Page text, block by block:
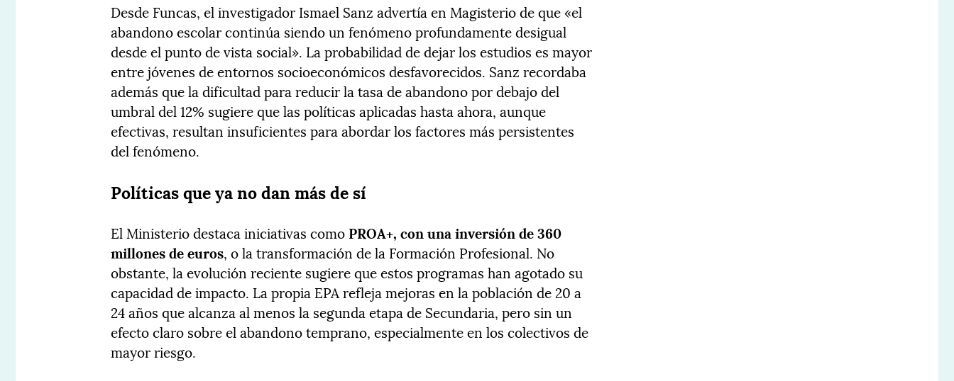
Desde Funcas, el investigador Ismael Sanz advertía en Magisterio de que «el
abandono escolar continúa siendo un fenómeno profundamente desigual
desde el punto de vista social». La probabilidad de dejar los estudios es mayor
entre jóvenes de entornos socioeconómicos desfavorecidos. Sanz recordaba
además que la dificultad para reducir la tasa de abandono por debajo del
umbral del 12% sugiere que las políticas aplicadas hasta ahora, aunque
efectivas, resultan insuficientes para abordar los factores más persistentes
del fenómeno.
Políticas que ya no dan más de sí
El Ministerio destaca iniciativas como PROA+, con una inversión de 360
millones de euros, o la transformación de la Formación Profesional. No
obstante, la evolución reciente sugiere que estos programas han agotado su
capacidad de impacto. La propia EPA refleja mejoras en la población de 20 a
24 años que alcanza al menos la segunda etapa de Secundaria, pero sin un
efecto claro sobre el abandono temprano, especialmente en los colectivos de
mayor riesgo.